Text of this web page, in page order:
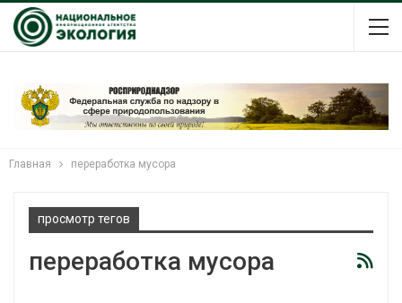
Главная переработка мусора
просмотр тегов
переработка мусора